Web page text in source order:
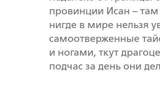
провинции Исан –
нигде в мире нельзя
самоотверженные
и ногами, ткут
подчас за день они